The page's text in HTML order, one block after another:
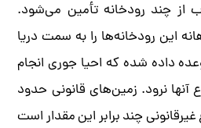
از چند رودخانه تأمین می‌شود.
این رودخانه‌ها را به سمت دریا
داده شده که احیا جوری انجام
نرود. زمین‌های قانونی حدود
غیرقانونی چند برابر این مقدار است